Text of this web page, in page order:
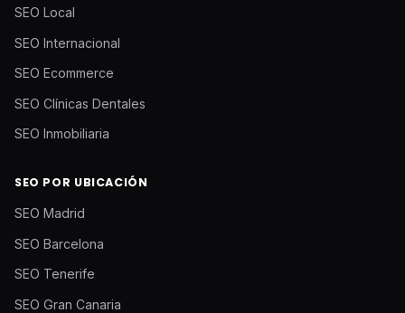
SEO Local
SEO Internacional
SEO Ecommerce
SEO Clínicas Dentales
SEO Inmobiliaria
SEO POR UBICACIÓN
SEO Madrid
SEO Barcelona
SEO Tenerife
SEO Gran Canaria